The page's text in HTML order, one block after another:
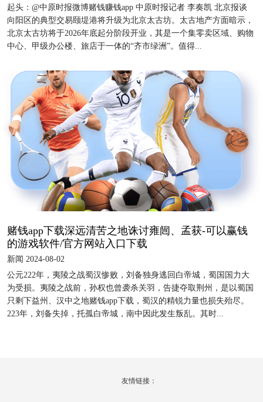
起头：@中原时报微博赌钱赚钱app 中原时报记者 李奏凯 北京报谈
向阳区的典型交易颐堤港将升级为北京太古坊。太古地产方面暗示，
北京太古坊将于2026年底起分阶段开业，其是一个集零卖区域、购物
中心、甲级办公楼、旅店于一体的“齐市绿洲”。值得...
赌钱app下载深远清苦之地诛讨雍闿、孟获-可以赢钱
的游戏软件/官方网站入口下载
新闻 2024-08-02
公元222年，夷陵之战蜀汉惨败，刘备独身逃回白帝城，蜀国国力大
为受损。夷陵之战前，孙权也曾袭杀关羽，告捷夺取荆州，是以蜀国
只剩下益州、汉中之地赌钱app下载，蜀汉的精锐力量也损失殆尽。
223年，刘备失掉，托孤白帝城，南中因此发生叛乱。其时...
友情链接：